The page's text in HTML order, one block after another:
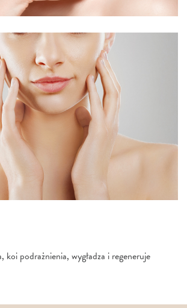
koi podrażnienia, wygładza i regeneruje